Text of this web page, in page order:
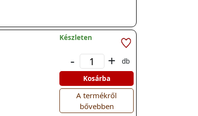
Készleten
- +
db
Kosárba
A termékről
bővebben